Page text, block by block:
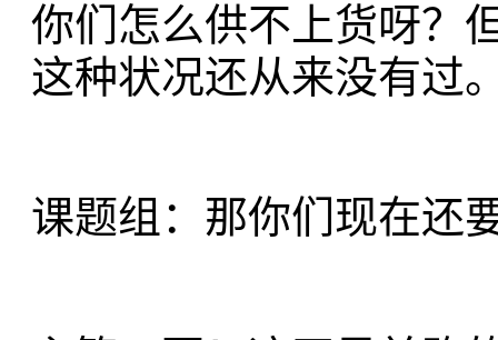
你们怎么供不上货呀？
这种状况还从来没有过
课题组：那你们现在还